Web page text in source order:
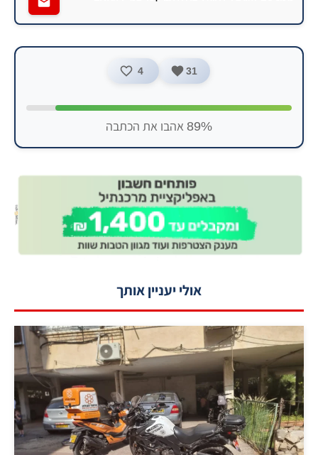
31
4
89% אהבו את הכתבה
אולי יעניין אותך